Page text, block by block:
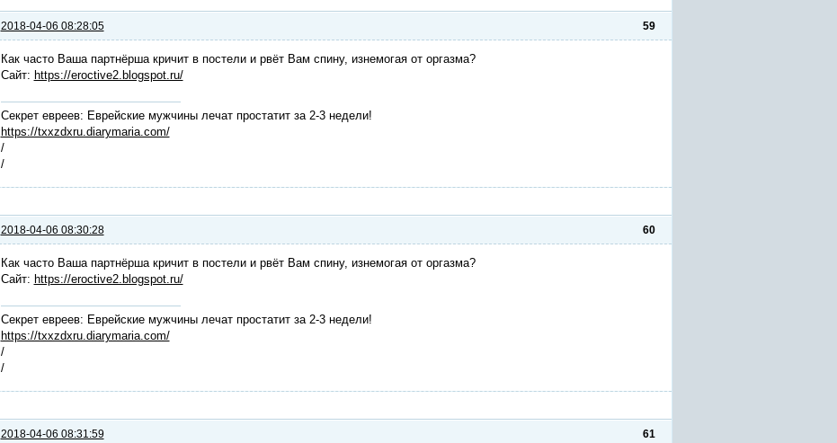
59
2018-04-06 08:28:05
Как часто Ваша партнёрша кричит в постели и рвёт Вам спину, изнемогая от оргазма?
Сайт: https://eroctive2.blogspot.ru/
Секрет евреев: Еврейские мужчины лечат простатит за 2-3 недели!
https://txxzdxru.diarymaria.com/
/
/
60
2018-04-06 08:30:28
Как часто Ваша партнёрша кричит в постели и рвёт Вам спину, изнемогая от оргазма?
Сайт: https://eroctive2.blogspot.ru/
Секрет евреев: Еврейские мужчины лечат простатит за 2-3 недели!
https://txxzdxru.diarymaria.com/
/
/
61
2018-04-06 08:31:59